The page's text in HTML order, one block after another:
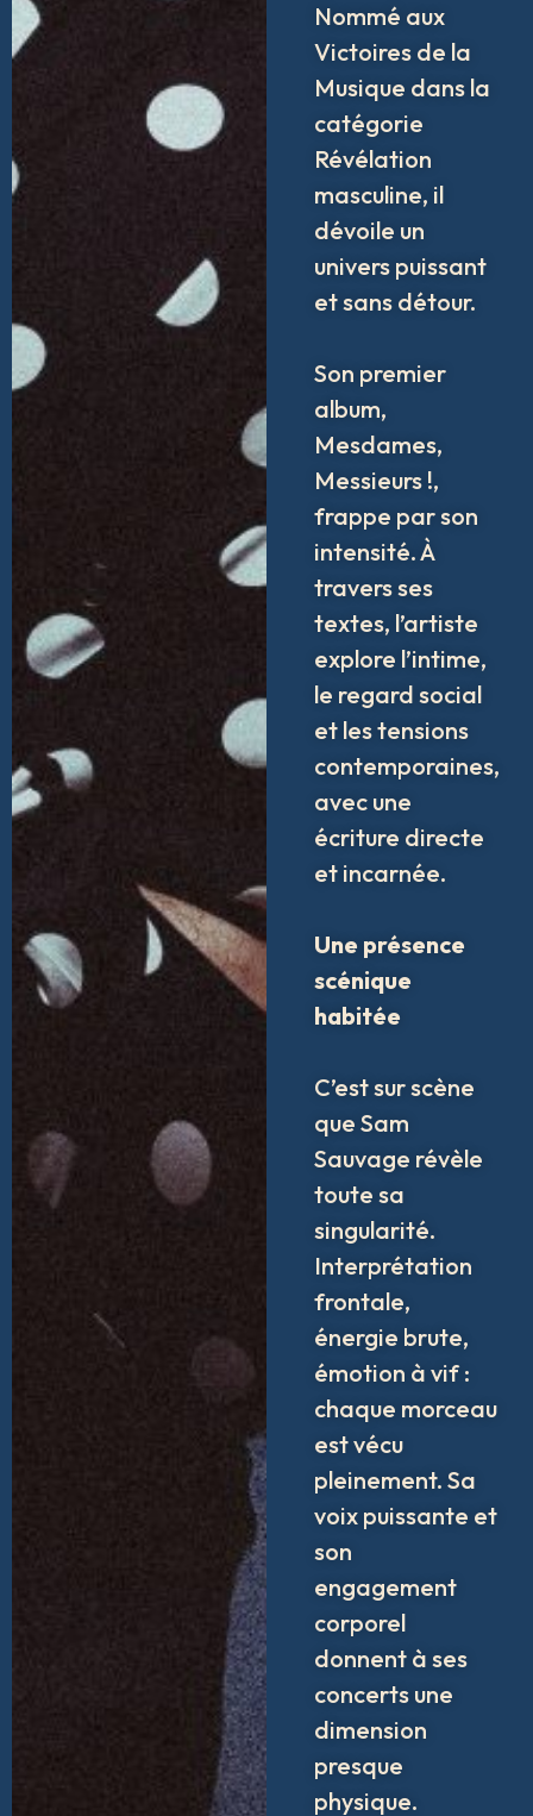
Nommé aux
Victoires de la
Musique dans la
catégorie
Révélation
masculine, il
dévoile un
univers puissant
et sans détour.
Son premier
album,
Mesdames,
Messieurs !,
frappe par son
intensité. À
travers ses
textes, l’artiste
explore l’intime,
le regard social
et les tensions
contemporaines,
avec une
écriture directe
et incarnée.
Une présence
scénique
habitée
C’est sur scène
que Sam
Sauvage révèle
toute sa
singularité.
Interprétation
frontale,
énergie brute,
émotion à vif :
chaque morceau
est vécu
pleinement. Sa
voix puissante et
son
engagement
corporel
donnent à ses
concerts une
dimension
presque
physique.